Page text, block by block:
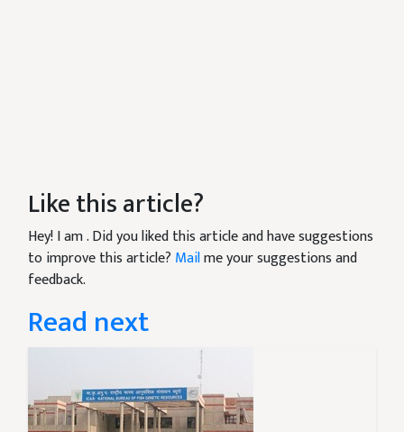
Like this article?
Hey! I am. Did you liked this article and have suggestions
to improve this article? Mailme your suggestions and
feedback.
Read next